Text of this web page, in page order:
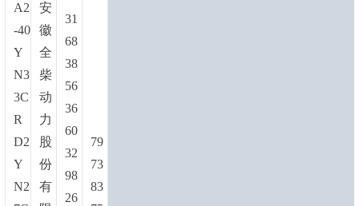
A2
-40
Y
N3
3C
R
D2
Y
N2
安
徽
全
柴
动
力
股
份
有
31
68
38
56
36
60
32
98
26
79
73
83